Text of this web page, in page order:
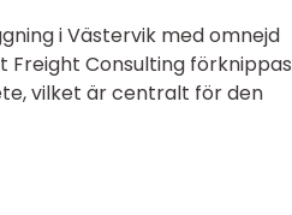
i Västervik med omnejd
Consulting förknippas
vilket är centralt för den